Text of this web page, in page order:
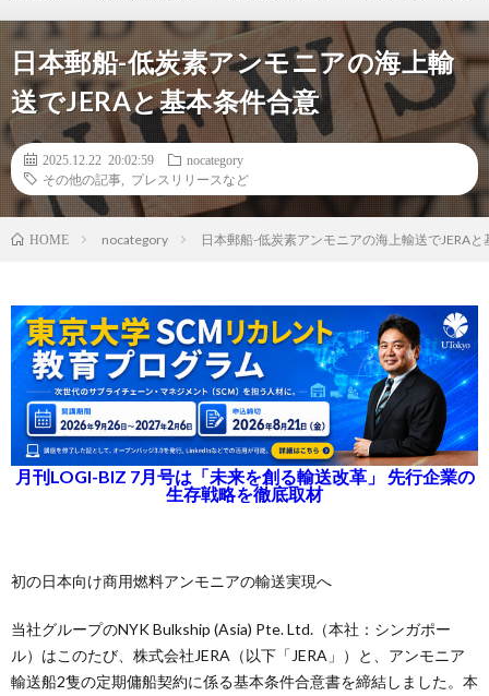
日本郵船-低炭素アンモニアの海上輸
送でJERAと基本条件合意
2025.12.22 20:02:59
nocategory
その他の記事
プレスリリースなど
HOME nocategory 日本郵船-低炭素アンモニアの海上輸送でJERAと
月刊LOGI-BIZ 7月号は「未来を創る輸送改革」 先行企業の
生存戦略を徹底取材
初の日本向け商用燃料アンモニアの輸送実現へ
当社グループのNYK Bulkship (Asia) Pte. Ltd.（本社：シンガポー
ル）はこのたび、株式会社JERA（以下「JERA」）と、アンモニア
輸送船2隻の定期傭船契約に係る基本条件合意書を締結しました。本